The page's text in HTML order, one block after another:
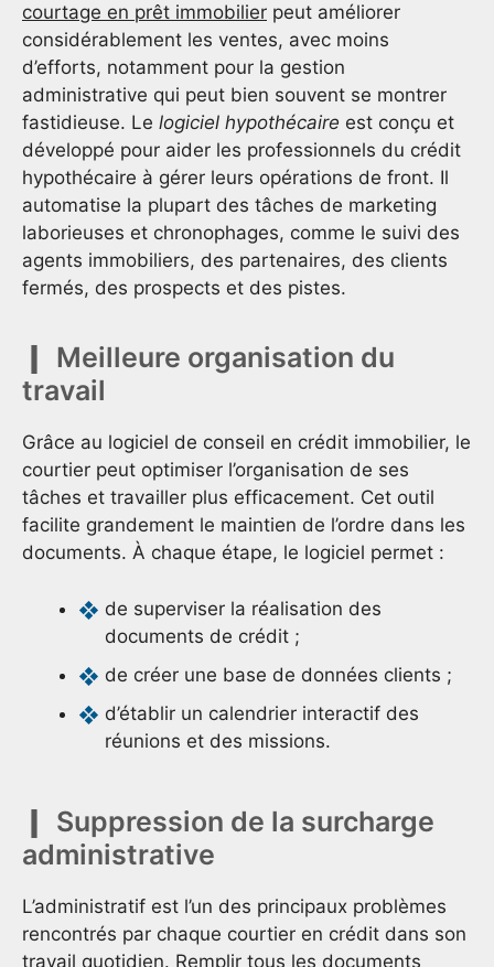
courtage en prêt immobilier peut améliorer
considérablement les ventes, avec moins
d’efforts, notamment pour la gestion
administrative qui peut bien souvent se montrer
fastidieuse. Le logiciel hypothécaire est conçu et
développé pour aider les professionnels du crédit
hypothécaire à gérer leurs opérations de front. Il
automatise la plupart des tâches de marketing
laborieuses et chronophages, comme le suivi des
agents immobiliers, des partenaires, des clients
fermés, des prospects et des pistes.
Meilleure organisation du
travail
Grâce au logiciel de conseil en crédit immobilier, le
courtier peut optimiser l’organisation de ses
tâches et travailler plus efficacement. Cet outil
facilite grandement le maintien de l’ordre dans les
documents. À chaque étape, le logiciel permet :
de superviser la réalisation des
documents de crédit ;
de créer une base de données clients ;
d’établir un calendrier interactif des
réunions et des missions.
Suppression de la surcharge
administrative
L’administratif est l’un des principaux problèmes
rencontrés par chaque courtier en crédit dans son
travail quotidien. Remplir tous les documents